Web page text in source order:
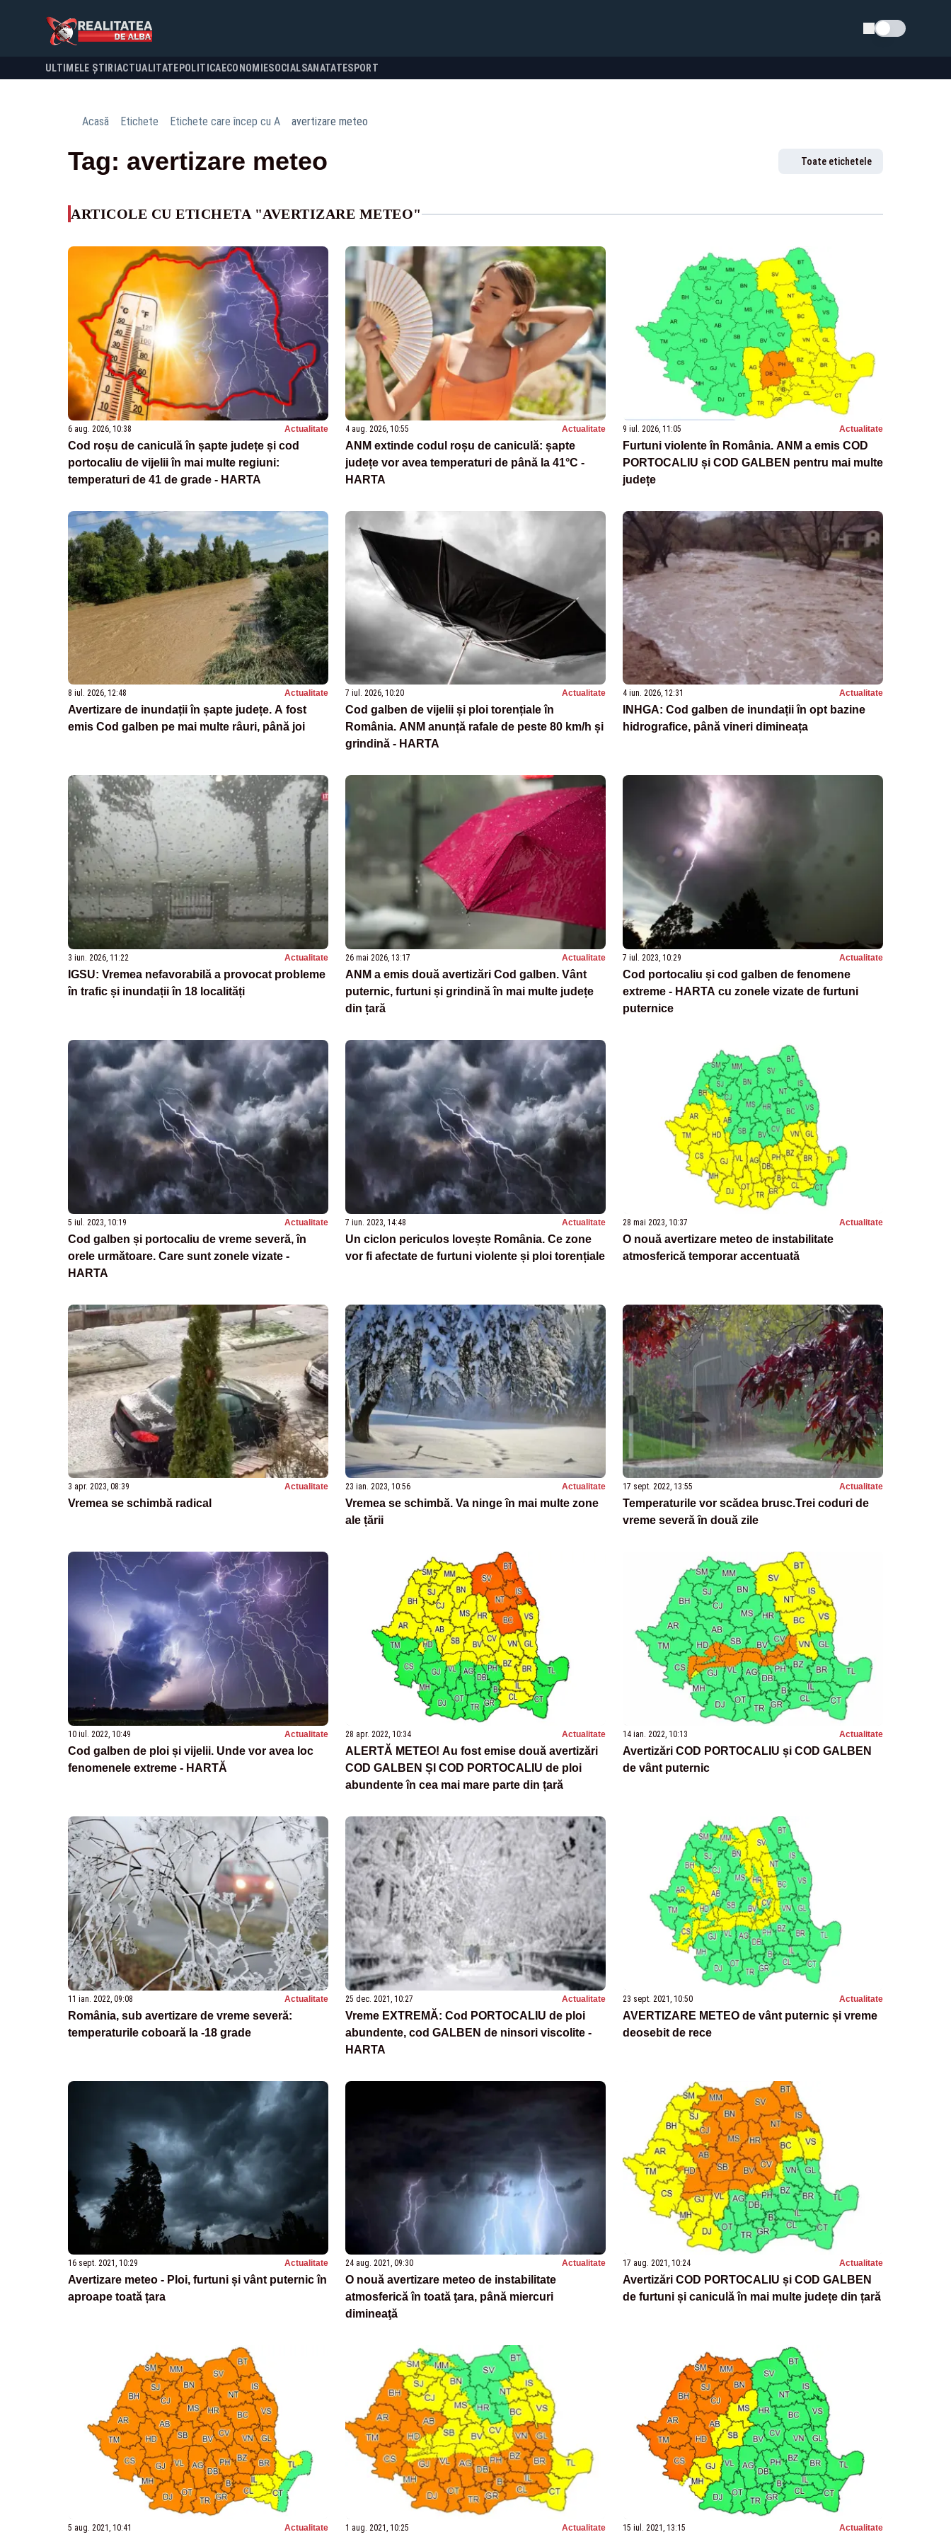
Schimba tema
ULTIMELE ȘTIRI ACTUALITATE POLITICA ECONOMIESOCIALSANATATESPORT
Acasă Etichete Etichete care încep cu A avertizare meteo
Tag: avertizare meteo Toate etichetele
ARTICOLE CU ETICHETA "AVERTIZARE METEO"
6 aug. 2026, 10:38 Actualitate
Cod roșu de caniculă în șapte județe și cod
portocaliu de vijelii în mai multe regiuni:
temperaturi de 41 de grade - HARTA
4 aug. 2026, 10:55 Actualitate
ANM extinde codul roșu de caniculă: șapte
județe vor avea temperaturi de până la 41°C -
HARTA
9 iul. 2026, 11:05 Actualitate
Furtuni violente în România. ANM a emis COD
PORTOCALIU și COD GALBEN pentru mai multe
județe
8 iul. 2026, 12:48 Actualitate
Avertizare de inundații în șapte județe. A fost
emis Cod galben pe mai multe râuri, până joi
7 iul. 2026, 10:20 Actualitate
Cod galben de vijelii și ploi torențiale în
România. ANM anunță rafale de peste 80 km/h și
grindină - HARTA
4 iun. 2026, 12:31 Actualitate
INHGA: Cod galben de inundații în opt bazine
hidrografice, până vineri dimineața
3 iun. 2026, 11:22 Actualitate
IGSU: Vremea nefavorabilă a provocat probleme
în trafic și inundații în 18 localități
26 mai 2026, 13:17 Actualitate
ANM a emis două avertizări Cod galben. Vânt
puternic, furtuni și grindină în mai multe județe
din țară
7 iul. 2023, 10:29 Actualitate
Cod portocaliu și cod galben de fenomene
extreme - HARTA cu zonele vizate de furtuni
puternice
5 iul. 2023, 10:19 Actualitate
Cod galben și portocaliu de vreme severă, în
orele următoare. Care sunt zonele vizate -
HARTA
7 iun. 2023, 14:48 Actualitate
Un ciclon periculos lovește România. Ce zone
vor fi afectate de furtuni violente și ploi torențiale
28 mai 2023, 10:37 Actualitate
O nouă avertizare meteo de instabilitate
atmosferică temporar accentuată
3 apr. 2023, 08:39 Actualitate
Vremea se schimbă radical
23 ian. 2023, 10:56 Actualitate
Vremea se schimbă. Va ninge în mai multe zone
ale țării
17 sept. 2022, 13:55 Actualitate
Temperaturile vor scădea brusc.Trei coduri de
vreme severă în două zile
10 iul. 2022, 10:49 Actualitate
Cod galben de ploi și vijelii. Unde vor avea loc
fenomenele extreme - HARTĂ
28 apr. 2022, 10:34 Actualitate
ALERTĂ METEO! Au fost emise două avertizări
COD GALBEN ȘI COD PORTOCALIU de ploi
abundente în cea mai mare parte din țară
14 ian. 2022, 10:13 Actualitate
Avertizări COD PORTOCALIU și COD GALBEN
de vânt puternic
11 ian. 2022, 09:08 Actualitate
România, sub avertizare de vreme severă:
temperaturile coboară la -18 grade
25 dec. 2021, 10:27 Actualitate
Vreme EXTREMĂ: Cod PORTOCALIU de ploi
abundente, cod GALBEN de ninsori viscolite -
HARTA
23 sept. 2021, 10:50 Actualitate
AVERTIZARE METEO de vânt puternic și vreme
deosebit de rece
16 sept. 2021, 10:29 Actualitate
Avertizare meteo - Ploi, furtuni și vânt puternic în
aproape toată țara
24 aug. 2021, 09:30 Actualitate
O nouă avertizare meteo de instabilitate
atmosferică în toată ţara, până miercuri
dimineaţă
17 aug. 2021, 10:24 Actualitate
Avertizări COD PORTOCALIU și COD GALBEN
de furtuni și caniculă în mai multe județe din țară
5 aug. 2021, 10:41 Actualitate 1 aug. 2021, 10:25 Actualitate 15 iul. 2021, 13:15 Actualitate